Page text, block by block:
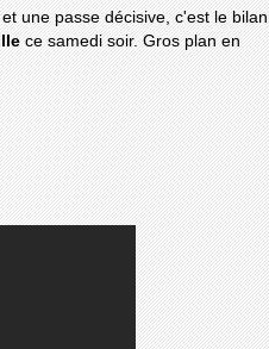
une passe décisive, c'est le bilan
ce samedi soir. Gros plan en